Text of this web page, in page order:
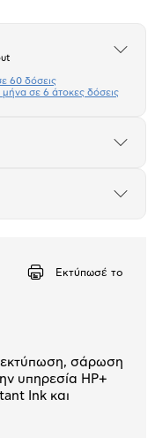
Άνοιξε
60 δόσεις
μήνα σε 6 άτοκες δόσεις
Άνοιξε
Άνοιξε
Εκτύπωσέ το
εκτύπωση, σάρωση
υπηρεσία HP+
Ink και